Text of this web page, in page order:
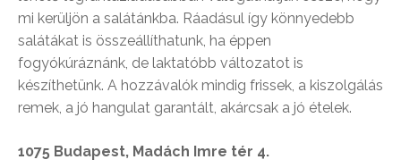
mi kerüljön a salátánkba. Ráadásul így könnyedebb
salátákat is összeállíthatunk, ha éppen
fogyókúráznánk, de laktatóbb változatot is
készíthetünk. A hozzávalók mindig frissek, a kiszolgálás
remek, a jó hangulat garantált, akárcsak a jó ételek.
1075 Budapest, Madách Imre tér 4.